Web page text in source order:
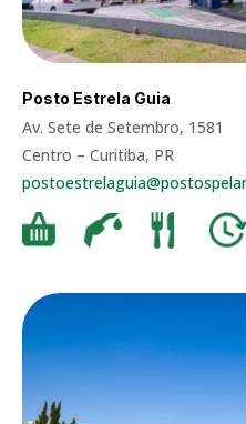
Posto Estrela Guia
Av. Sete de Setembro, 1581
Centro – Curitiba, PR